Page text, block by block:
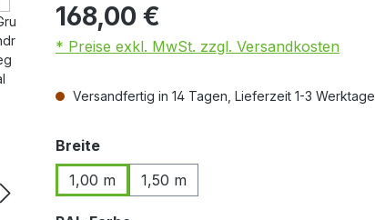
168,00 €
* Preise exkl. MwSt. zzgl. Versandkosten
Versandfertig in 14 Tagen, Lieferzeit 1-3 Werktage
Breiteauswählen
1,00 m
1,50 m